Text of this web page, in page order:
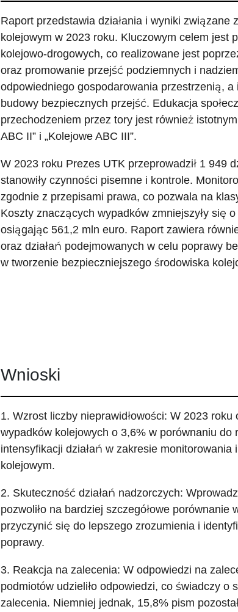
Raport przedstawia działania i wyniki
kolejowym w 2023 roku. Kluczowym celem jest
kolejowo-drogowych, co realizowane jest
oraz promowanie przejść podziemnych i
odpowiedniego gospodarowania przestrzenią,
budowy bezpiecznych przejść. Edukacja
przechodzeniem przez tory jest również
ABC II” i „Kolejowe ABC III”.
W 2023 roku Prezes UTK przeprowadził 1 949
stanowiły czynności pisemne i kontrole.
zgodnie z przepisami prawa, co pozwala na
Koszty znaczących wypadków zmniejszyły się
osiągając 561,2 mln euro. Raport zawiera
oraz działań podejmowanych w celu poprawy
w tworzenie bezpieczniejszego środowiska
Wnioski
1. Wzrost liczby nieprawidłowości: W 2023
wypadków kolejowych o 3,6% w porównaniu
intensyfikacji działań w zakresie
kolejowym.
2. Skuteczność działań nadzorczych:
pozwoliło na bardziej szczegółowe
przyczynić się do lepszego zrozumienia i
poprawy.
3. Reakcja na zalecenia: W odpowiedzi na
podmiotów udzieliło odpowiedzi, co świadczy
zalecenia. Niemniej jednak, 15,8% pism